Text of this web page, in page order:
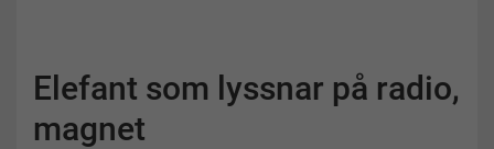
Elefant som lyssnar på radio,
magnet